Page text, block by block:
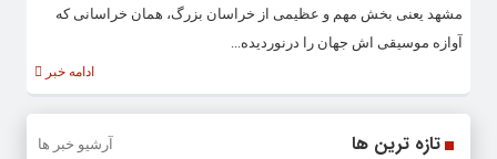
مشهد یعنی بخش مهم و عظیمی از خراسان بزرگ، همان خراسانی که
آوازه موسیقی اش جهان را درنوردیده...
ادامه خبر
تازه ترین ها آرشیو خبر ها